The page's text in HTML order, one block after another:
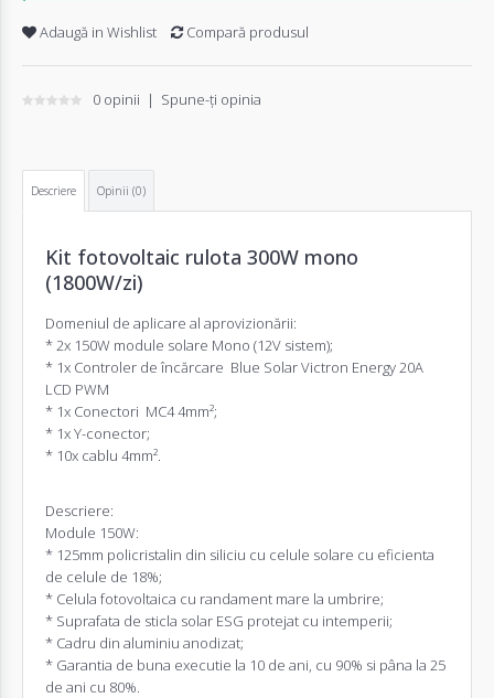
Adaugă in Wishlist Compară produsul
0 opinii | Spune-ţi opinia
Descriere Opinii (0)
Kit fotovoltaic rulota 300W mono
(1800W/zi)
Domeniul de aplicare al aprovizionării:
* 2x 150W module solare Mono (12V sistem);
* 1x Controler de încărcare Blue Solar Victron Energy 20A
LCD PWM
* 1x Conectori MC4 4mm²;
* 1x Y-conector;
* 10x cablu 4mm².
Descriere:
Module 150W:
* 125mm policristalin din siliciu cu celule solare cu eficienta
de celule de 18%;
* Celula fotovoltaica cu randament mare la umbrire;
* Suprafata de sticla solar ESG protejat cu intemperii;
* Cadru din aluminiu anodizat;
* Garantia de buna executie la 10 de ani, cu 90% si pâna la 25
de ani cu 80%.